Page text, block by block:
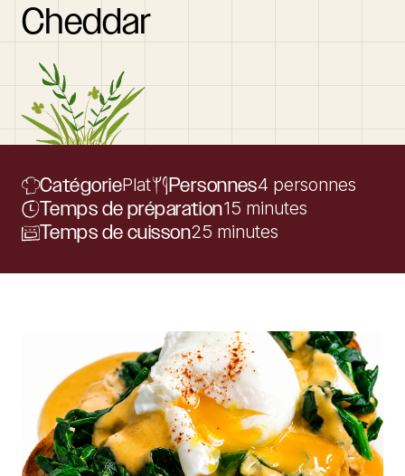
Cheddar
CatégoriePlat Personnes4 personnes
Temps de préparation15 minutes
Temps de cuisson25 minutes